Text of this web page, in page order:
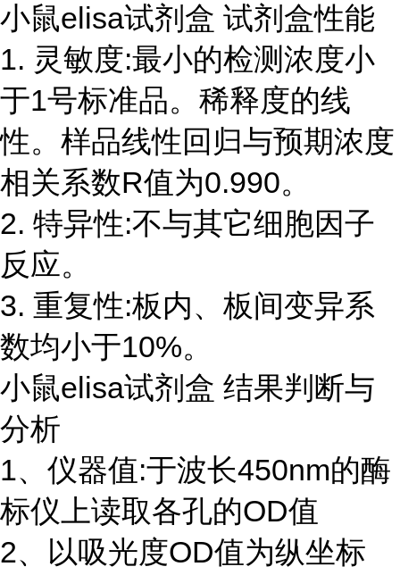
小鼠elisa试剂盒 试剂盒性能
1. 灵敏度:最小的检测浓度小
于1号标准品。稀释度的线
性。样品线性回归与预期浓度
相关系数R值为0.990。
2. 特异性:不与其它细胞因子
反应。
3. 重复性:板内、板间变异系
数均小于10%。
小鼠elisa试剂盒 结果判断与
分析
1、仪器值:于波长450nm的酶
标仪上读取各孔的OD值
2、以吸光度OD值为纵坐标